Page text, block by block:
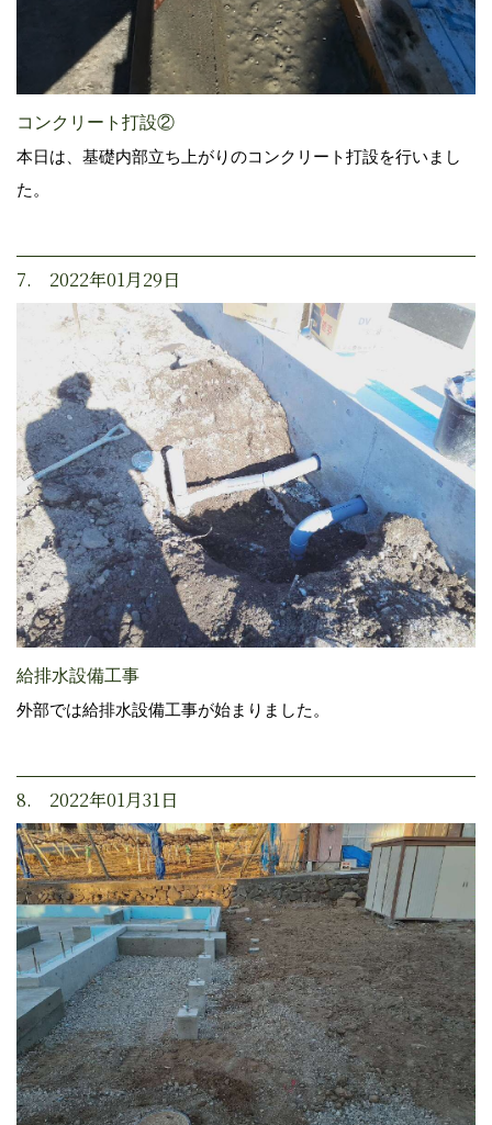
コンクリート打設②
本日は、基礎内部立ち上がりのコンクリート打設を行いまし
た。
7. 2022年01月29日
給排水設備工事
外部では給排水設備工事が始まりました。
8. 2022年01月31日